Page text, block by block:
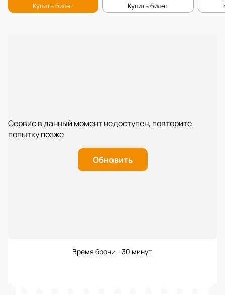
Сервис в данный момент недоступен, повторите
попытку позже
Обновить
Время брони - 30 минут.